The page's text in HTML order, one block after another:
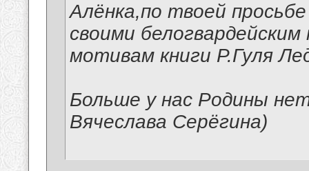
Алёнка,по твоей
своими
мотивам книги Р.Гуля
Больше у нас Родины
Вячеслава Серёгина)